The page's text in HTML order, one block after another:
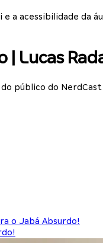
a acessibilidade da
| Lucas
público do
o Jabá Absurdo!